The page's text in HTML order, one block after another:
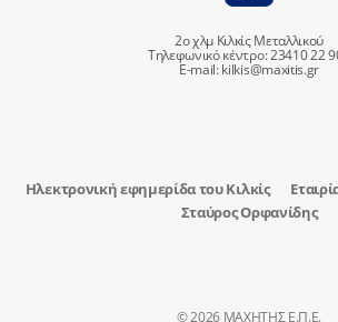
2ο χλμ Κιλκίς Μεταλλικού
Τηλεφωνικό κέντρο: 23410 22
E-mail:kilkis@maxitis.gr
Ηλεκτρονική εφημερίδα του Κιλκίς
Σταύρος Ορφανίδης
© 2026 ΜΑΧΗΤΗΣ Ε.Π.Ε.